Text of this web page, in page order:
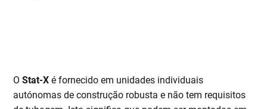
OStat-X é fornecido em unidades individuais
autónomas de construção robusta e não tem requisitos